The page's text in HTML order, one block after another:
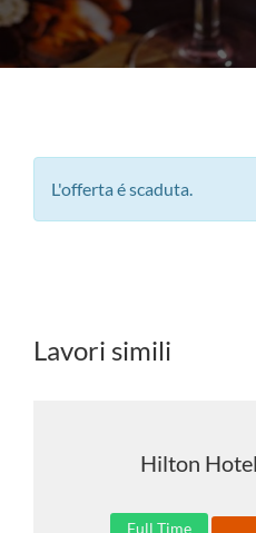
L'offerta é scaduta.
Lavori simili
Hilton
Full Time